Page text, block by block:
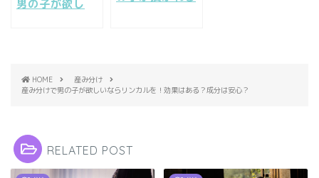
男の子が欲し
HOME
産み分け
産み分けで男の子が欲しいならリンカルを！効果はある？成分は安心？
RELATED POST